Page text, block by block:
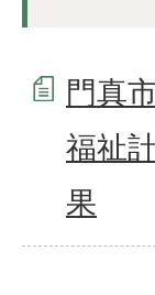
門真
福祉
果